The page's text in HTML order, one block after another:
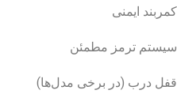
کمربند ایمنی
سیستم ترمز مطمئن
قفل درب (در برخی مدل‌ها)